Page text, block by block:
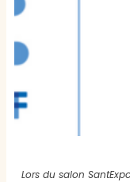
Lors du salon